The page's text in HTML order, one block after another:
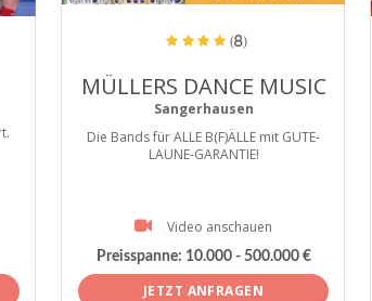
(8)
MÜLLERS DANCE MUSIC
Sangerhausen
Die Bands für ALLE B(F)ÄLLE mit GUTE-
LAUNE-GARANTIE!
Video anschauen
Preisspanne: 10.000 - 500.000 €
JETZT ANFRAGEN